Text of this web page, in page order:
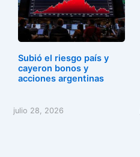
Subió el riesgo país y
cayeron bonos y
acciones argentinas
julio 28, 2026